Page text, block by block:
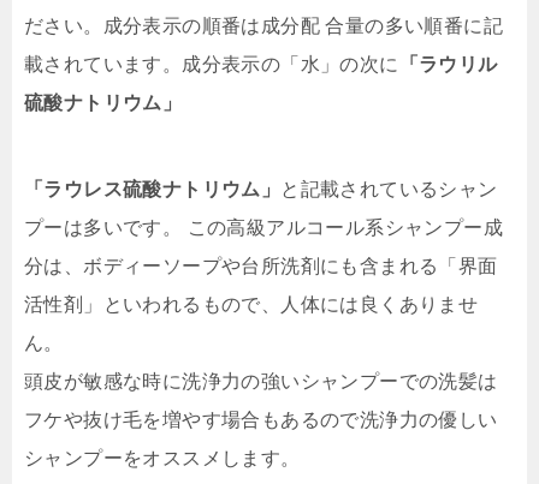
ださい。成分表示の順番は成分配 合量の多い順番に記
載されています。成分表示の「水」の次に
「ラウリル
硫酸ナトリウム」
「ラウレス硫酸ナトリウム」
と記載されているシャン
プーは多いです。 この高級アルコール系シャンプー成
分は、ボディーソープや台所洗剤にも含まれる「界面
活性剤」といわれるもので、人体には良くありませ
ん。
頭皮が敏感な時に洗浄力の強いシャンプーでの洗髪は
フケや抜け毛を増やす場合もあるので洗浄力の優しい
シャンプーをオススメします。